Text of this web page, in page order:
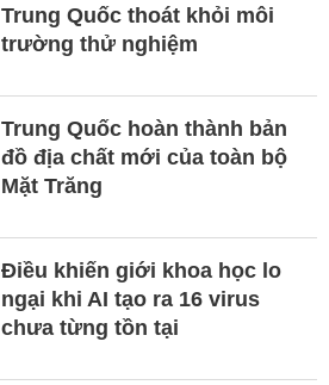
Trung Quốc thoát khỏi môi
trường thử nghiệm
Trung Quốc hoàn thành bản
đồ địa chất mới của toàn bộ
Mặt Trăng
Điều khiến giới khoa học lo
ngại khi AI tạo ra 16 virus
chưa từng tồn tại